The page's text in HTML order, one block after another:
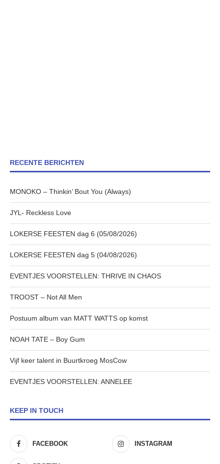
RECENTE BERICHTEN
MONOKO – Thinkin’ Bout You (Always)
JYL- Reckless Love
LOKERSE FEESTEN dag 6 (05/08/2026)
LOKERSE FEESTEN dag 5 (04/08/2026)
EVENTJES VOORSTELLEN: THRIVE IN CHAOS
TROOST – Not All Men
Postuum album van MATT WATTS op komst
NOAH TATE – Boy Gum
Vijf keer talent in Buurtkroeg MosCow
EVENTJES VOORSTELLEN: ANNELEE
KEEP IN TOUCH
FACEBOOK INSTAGRAM